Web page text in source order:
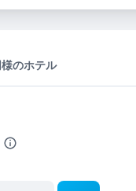
のホテル